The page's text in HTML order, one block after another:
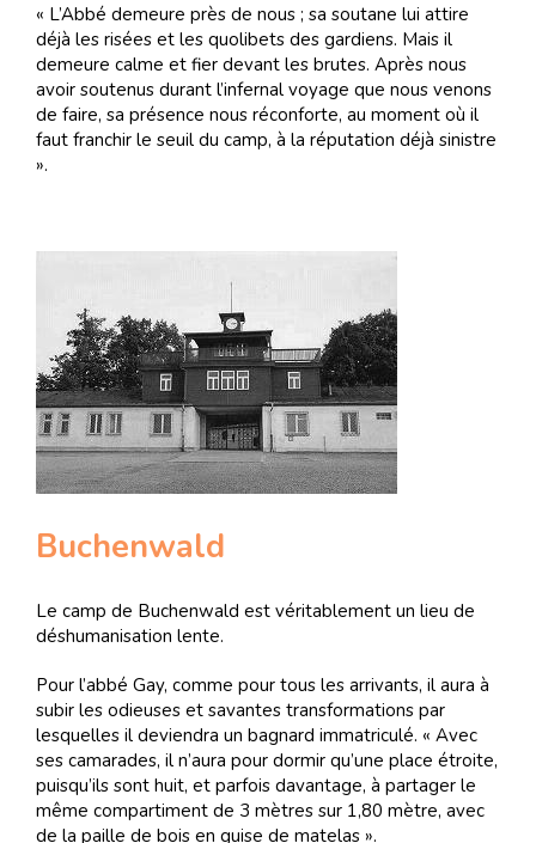
« L’Abbé demeure près de nous ; sa soutane lui attire
déjà les risées et les quolibets des gardiens. Mais il
demeure calme et fier devant les brutes. Après nous
avoir soutenus durant l’infernal voyage que nous venons
de faire, sa présence nous réconforte, au moment où il
faut franchir le seuil du camp, à la réputation déjà sinistre
».
Buchenwald
Le camp de Buchenwald est véritablement un lieu de
déshumanisation lente.
Pour l’abbé Gay, comme pour tous les arrivants, il aura à
subir les odieuses et savantes transformations par
lesquelles il deviendra un bagnard immatriculé. « Avec
ses camarades, il n’aura pour dormir qu’une place étroite,
puisqu’ils sont huit, et parfois davantage, à partager le
même compartiment de 3 mètres sur 1,80 mètre, avec
de la paille de bois en guise de matelas ».